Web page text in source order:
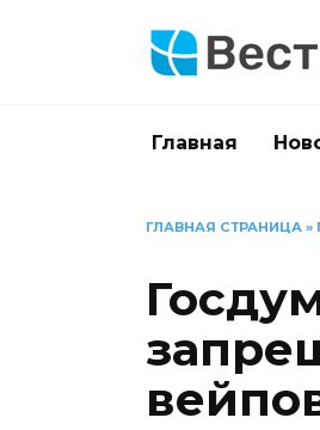
Главная
ГЛАВНАЯ СТРАНИЦА »